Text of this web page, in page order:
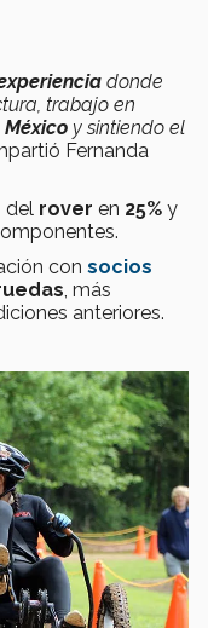
donde
trabajo en
México y sintiendo el
Fernanda
del rover en 25% y
con socios
, más
anteriores.